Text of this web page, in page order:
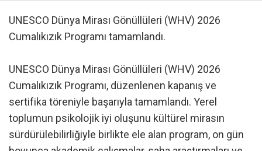
UNESCO Dünya Mirası Gönüllüleri (WHV) 2026
Cumalıkızık Programı tamamlandı.
UNESCO Dünya Mirası Gönüllüleri (WHV) 2026
Cumalıkızık Programı, düzenlenen kapanış ve
sertifika töreniyle başarıyla tamamlandı. Yerel
toplumun psikolojik iyi oluşunu kültürel mirasın
sürdürülebilirliğiyle birlikte ele alan program, on gün